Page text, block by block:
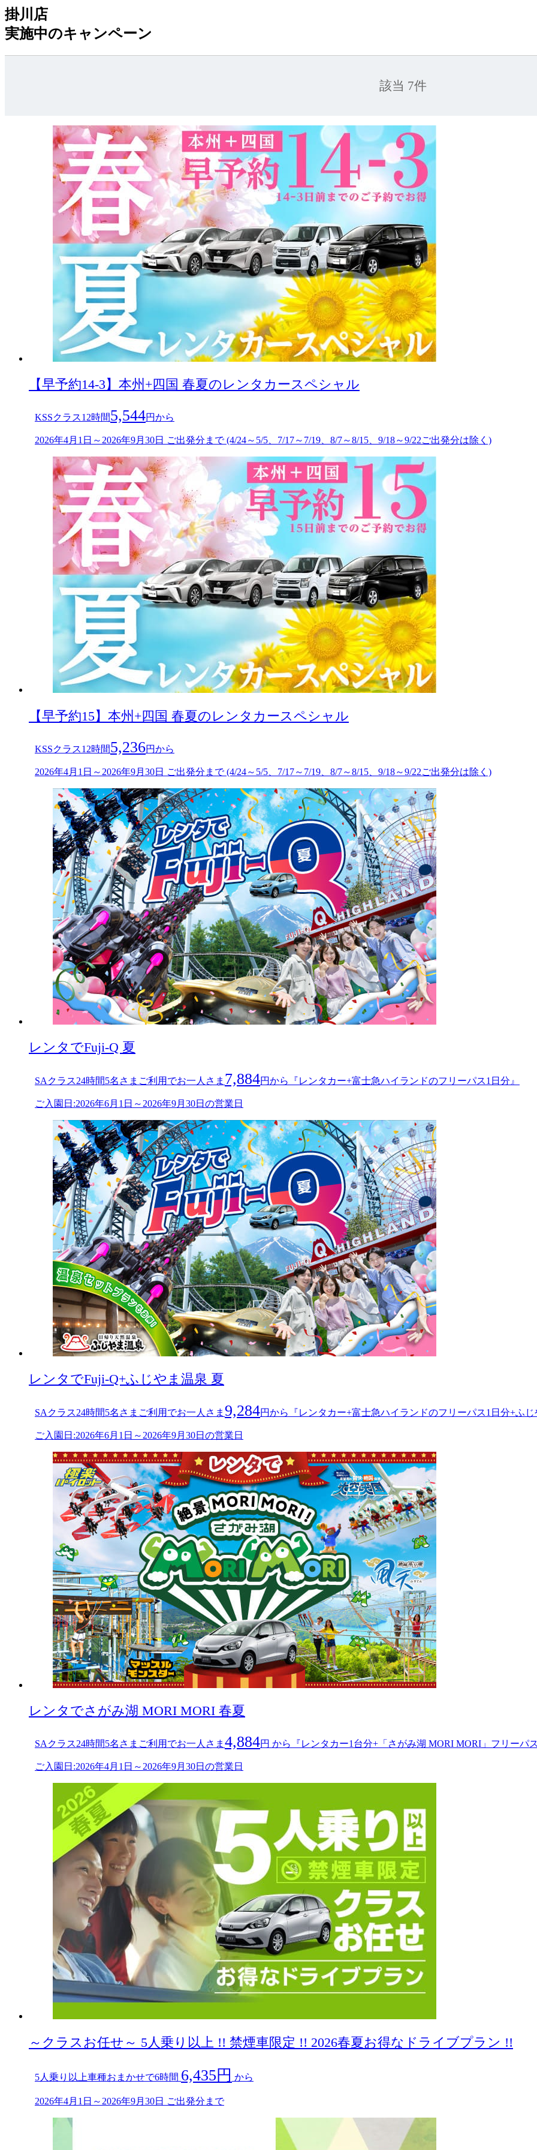
掛川店
実施中のキャンペーン
該当 7件
【早予約14-3】本州+四国 春夏のレンタカースペシャル
KSSクラス12時間5,544円から
2026年4月1日～2026年9月30日 ご出発分まで (4/24～5/5、7/17～7/19、8/7～8/15、9/18～9/22ご出発分は除く)
【早予約15】本州+四国 春夏のレンタカースペシャル
KSSクラス12時間5,236円から
2026年4月1日～2026年9月30日 ご出発分まで (4/24～5/5、7/17～7/19、8/7～8/15、9/18～9/22ご出発分は除く)
レンタでFuji-Q 夏
SAクラス24時間5名さまご利用でお一人さま 7,884円から『レンタカー+富士急ハイランドのフリーパス1日分』
ご入園日:2026年6月1日～2026年9月30日の営業日
レンタでFuji-Q+ふじやま温泉 夏
SAクラス24時間5名さまご利用でお一人さま 9,284円から『レンタカー+富士急ハイランドのフリーパス1日分+ふじ
ご入園日:2026年6月1日～2026年9月30日の営業日
レンタでさがみ湖 MORI MORI 春夏
SAクラス24時間5名さまご利用でお一人さま 4,884円 から『レンタカー1台分+「さがみ湖 MORI MORI」フリーパス
ご入園日:2026年4月1日～2026年9月30日の営業日
～クラスお任せ～ 5人乗り以上 !! 禁煙車限定 !! 2026春夏お得なドライブプラン !!
5人乗り以上車種おまかせで6時間 6,435円 から
2026年4月1日～2026年9月30日 ご出発分まで